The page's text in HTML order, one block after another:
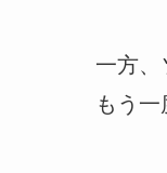
一方、
もう